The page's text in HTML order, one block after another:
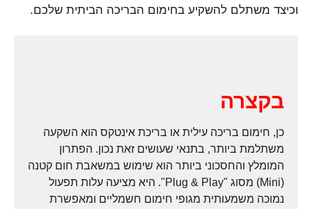
וכיצד משתלם להשקיע בחימום הבריכה הביתית שלכם.
בקצרה
כן, חימום בריכה עילית או בריכת אינטקס הוא השקעה
משתלמת ביותר, בתנאי שעושים זאת נכון. הפתרון
המומלץ והחסכוני ביותר הוא שימוש במשאבת חום קטנה
(Mini) מסוג "Plug & Play". היא מציעה עלות תפעול
נמוכה משמעותית מגופי חימום חשמליים ומאפשרת